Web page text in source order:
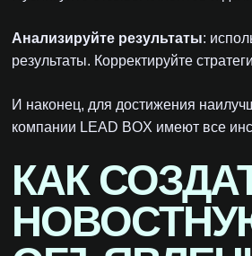
Анализируйте результаты:
результаты. Корректируйте
И наконец, для достижения
компании LEAD BOX имеют все
КАК